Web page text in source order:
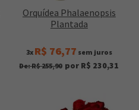
Orquídea Phalaenopsis
Plantada
3x R$ 76,77 sem juros
De: R$ 255,90 por R$ 230,31